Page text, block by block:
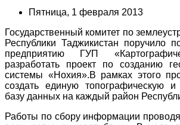
Пятница, 1 февраля 2013
Государственный комитет по
Республики Таджикистан поручило
предприятию ГУП
разработать проект по созданию
системы «Нохия».В рамках этого
создать единую топографическую
базу данных на каждый район
Работы по сбору информации